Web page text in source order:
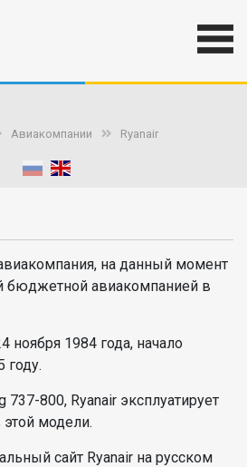
Авиакомпании Ryanair
на данный момент
бюджетной авиакомпанией в
ноября 1984 года, начало
году.
800, Ryanair эксплуатирует
модели.
сайт Ryanair на русском